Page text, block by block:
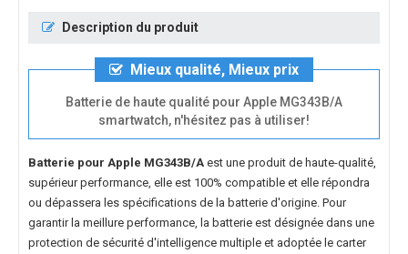
Description du produit
Mieux qualité, Mieux prix
Batterie de haute qualité pour Apple MG343B/A
smartwatch, n'hésitez pas à utiliser!
Batterie pour Apple MG343B/A est une produit de haute-qualité,
supérieur performance, elle est 100% compatible et elle répondra
ou dépassera les spécifications de la batterie d'origine. Pour
garantir la meillure performance, la batterie est désignée dans une
protection de sécurité d'intelligence multiple et adoptée le carter